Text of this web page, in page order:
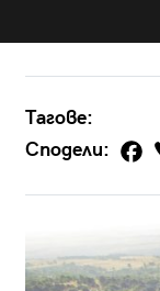
Тагове:
Сподели: